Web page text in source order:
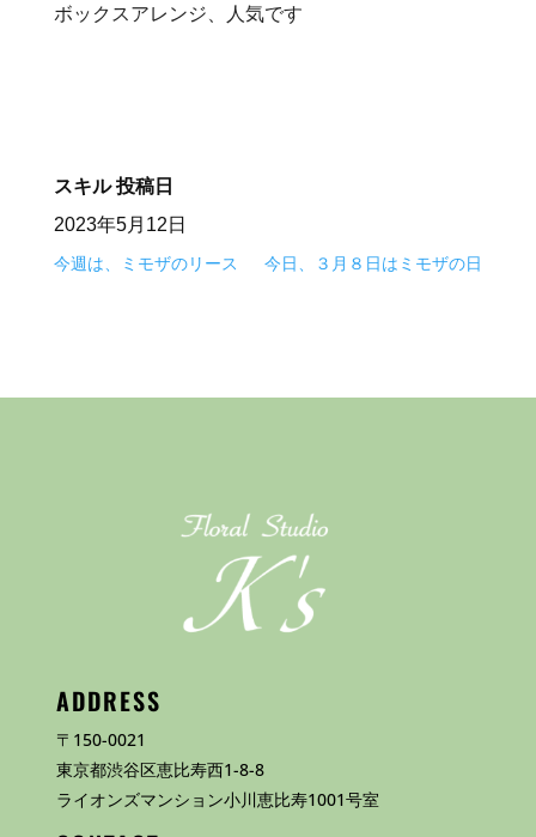
ボックスアレンジ、人気です
スキル 投稿日
2023年5月12日
今週は、ミモザのリース 今日、３月８日はミモザの日
ADDRESS
〒150-0021
東京都渋谷区恵比寿西1-8-8
ライオンズマンション小川恵比寿1001号室